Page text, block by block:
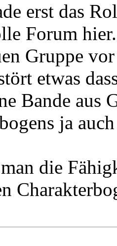
erst das
Forum
Gruppe
etwas
Bande aus
ja
die